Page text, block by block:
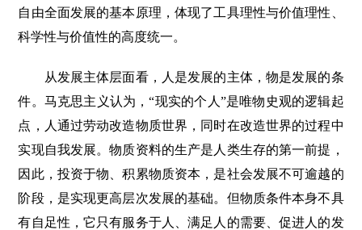
自由全面发展的基本原理，体现了工具理性与价值理性、
科学性与价值性的高度统一。
从发展主体层面看，人是发展的主体，物是发展的条
件。马克思主义认为，“现实的个人”是唯物史观的逻辑起
点，人通过劳动改造物质世界，同时在改造世界的过程中
实现自我发展。物质资料的生产是人类生存的第一前提，
因此，投资于物、积累物质资本，是社会发展不可逾越的
阶段，是实现更高层次发展的基础。但物质条件本身不具
有自足性，它只有服务于人、满足人的需要、促进人的发